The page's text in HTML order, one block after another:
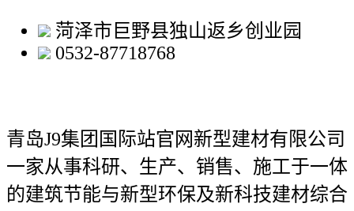
菏泽市巨野县独山返乡创业园
0532-87718768
青岛J9集团国际站官网新型建材有限公司
一家从事科研、生产、销售、施工于一体
的建筑节能与新型环保及新科技建材综合